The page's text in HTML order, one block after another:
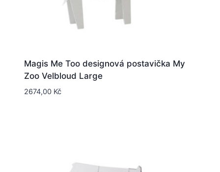
Magis Me Too designová postavička My
Zoo Velbloud Large
2674,00 Kč